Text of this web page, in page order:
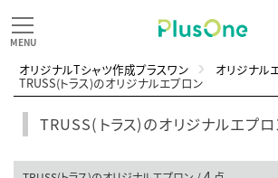
オリジナルTシャツ作成プラスワン オリジナル
TRUSS(トラス)のオリジナルエプロン
TRUSS(トラス)のオリジナルエプロ